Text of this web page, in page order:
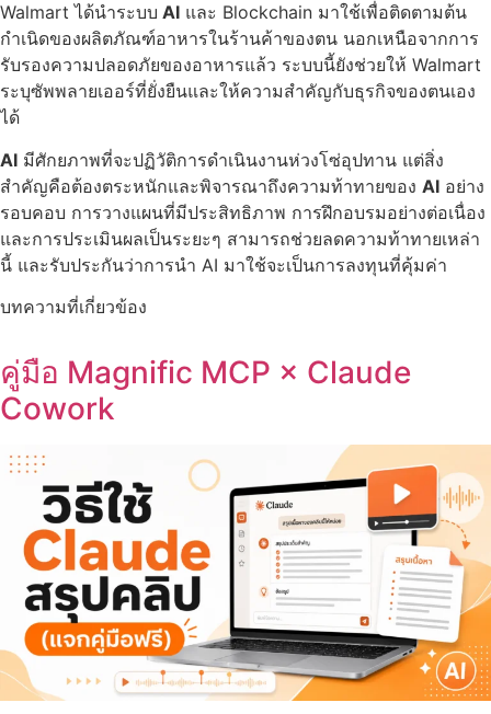
Walmart ได้นำระบบ AI และ Blockchain มาใช้เพื่อติดตามต้น
กำเนิดของผลิตภัณฑ์อาหารในร้านค้าของตน นอกเหนือจากการ
รับรองความปลอดภัยของอาหารแล้ว ระบบนี้ยังช่วยให้ Walmart
ระบุซัพพลายเออร์ที่ยั่งยืนและให้ความสำคัญกับธุรกิจของตนเอง
ได้
AI มีศักยภาพที่จะปฏิวัติการดำเนินงานห่วงโซ่อุปทาน แต่สิ่ง
สำคัญคือต้องตระหนักและพิจารณาถึงความท้าทายของ AI อย่าง
รอบคอบ การวางแผนที่มีประสิทธิภาพ การฝึกอบรมอย่างต่อเนื่อง
และการประเมินผลเป็นระยะๆ สามารถช่วยลดความท้าทายเหล่า
นี้ และรับประกันว่าการนำ AI มาใช้จะเป็นการลงทุนที่คุ้มค่า
บทความที่เกี่ยวข้อง
คู่มือ Magnific MCP × Claude
Cowork